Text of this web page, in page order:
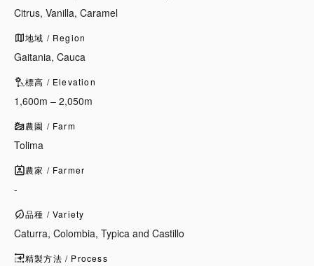
Citrus, Vanilla, Caramel
地域 / Region
Gaitania, Cauca
標高 / Elevation
1,600m – 2,050m
農園 / Farm
Tolima
農家 / Farmer
-
品種 / Variety
Caturra, Colombia, Typica and Castillo
精製方法 / Process